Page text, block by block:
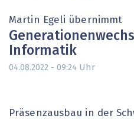
Martin Egeli übernimmt
Informatik
04.08.2022 - 09:24 Uhr
Präsenzausbau in der